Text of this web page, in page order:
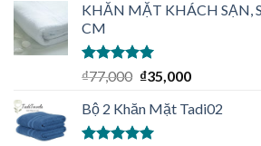
KHĂN MẶT KHÁCH SẠN,
CM
Được xếp
hạng
sao
₫77,000 ₫35,000
Bộ 2 Khăn Mặt Tadi02